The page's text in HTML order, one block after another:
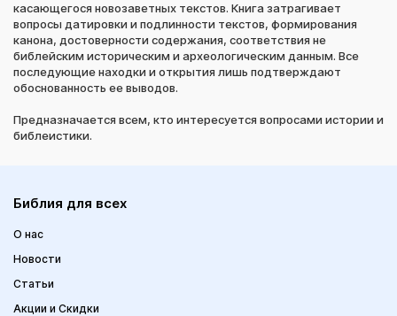
касающегося новозаветных текстов. Книга затрагивает
вопросы датировки и подлинности текстов, формирования
канона, достоверности содержания, соответствия не
библейским историческим и археологическим данным. Все
последующие находки и открытия лишь подтверждают
обоснованность ее выводов.
Предназначается всем, кто интересуется вопросами истории и
библеистики.
Библия для всех
О нас
Новости
Статьи
Акции и Скидки